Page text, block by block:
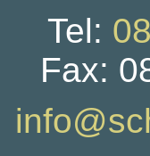
Tel:
Fax: